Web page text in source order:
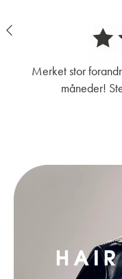
Merket stor
måneder!